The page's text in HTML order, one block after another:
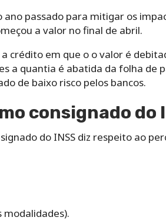
passado para mitigar os
a valor no final de abril.
crédito em que o o valor é
a quantia é abatida da folha de
de baixo risco pelos bancos.
consignado do
do INSS diz respeito ao
modalidades).